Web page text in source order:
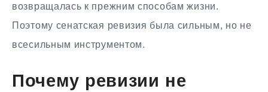
возвращалась к прежним способам жизни.
Поэтому сенатская ревизия была сильным, но не
всесильным инструментом.
Почему ревизии не